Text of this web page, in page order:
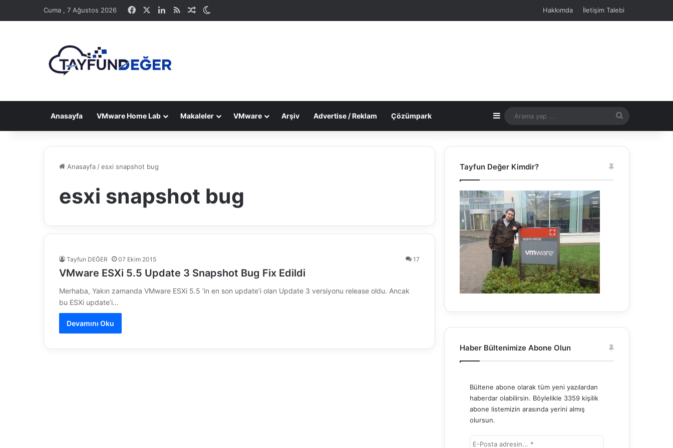
Cuma , 7 Ağustos 2026 Facebook LinkedIn
RSS Rastgele Makale Hakkımda İletişim Talebi
Anasayfa VMware Home Lab Makaleler VMware Arşiv Advertise / Reklam Çözümpark Kenar Bölmesi
yap
Anasayfa /esxi snapshot bug
esxi snapshot bug
Tayfun DEĞER 07 Ekim 2015 17
VMware ESXi 5.5 Update 3 Snapshot Bug Fix Edildi
Merhaba, Yakın zamanda VMware ESXi 5.5 ‘in en son update’i olan Update 3 versiyonu release oldu. Ancak
bu ESXi update’i…
Devamını Oku
Tayfun Değer Kimdir?
Haber Bültenimize Abone Olun
Bültene abone olarak tüm yeni yazılardan
haberdar olabilirsin. Böylelikle 3359 kişilik
abone listemizin arasında yerini almış
olursun.